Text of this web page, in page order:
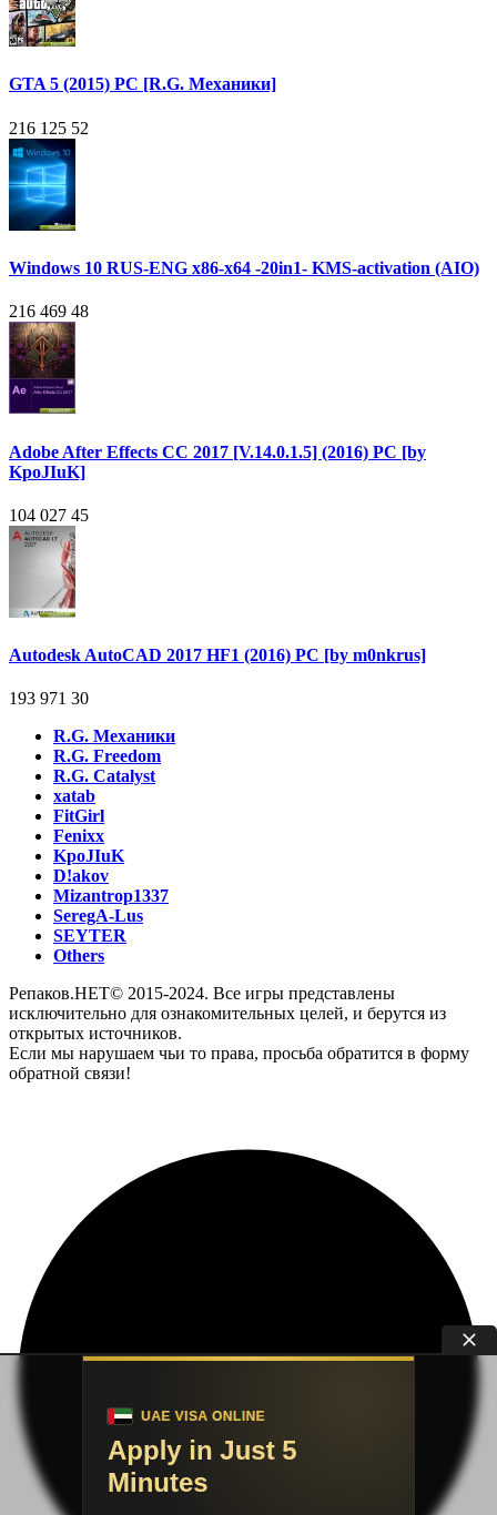
GTA 5 (2015) PC [R.G. Механики]
216 125 52
Windows 10 RUS-ENG x86-x64 -20in1- KMS-activation (AIO)
216 469 48
Adobe After Effects CC 2017 [V.14.0.1.5] (2016) PC [by
KpoJIuK]
104 027 45
Autodesk AutoCAD 2017 HF1 (2016) PC [by m0nkrus]
193 971 30
R.G. Механики
R.G. Freedom
R.G. Catalyst
xatab
FitGirl
Fenixx
KpoJIuK
D!akov
Mizantrop1337
SeregA-Lus
SEYTER
Others
Репаков.НЕТ© 2015-2024. Все игры представлены
исключительно для ознакомительных целей, и берутся из
открытых источников.
Если мы нарушаем чьи то права, просьба обратится в форму
обратной связи!